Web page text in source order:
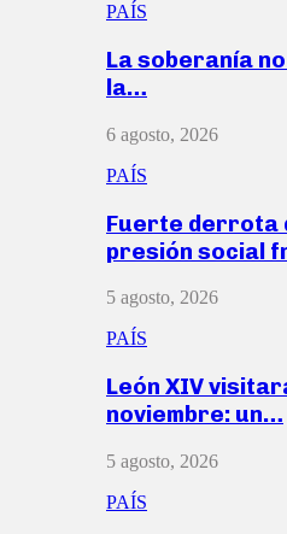
PAÍS
La soberanía
la…
6 agosto, 2026
PAÍS
Fuerte derrota
presión social
5 agosto, 2026
PAÍS
León XIV
noviembre: un…
5 agosto, 2026
PAÍS